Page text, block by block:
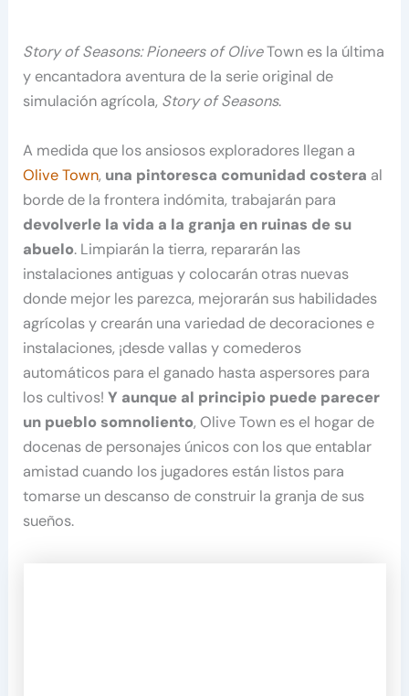
Story of Seasons: Pioneers of OliveTown es la última
y encantadora aventura de la serie original de
simulación agrícola, Story of Seasons.
A medida que los ansiosos exploradores llegan a
Olive Town, una pintoresca comunidad costera al
borde de la frontera indómita, trabajarán para
devolverle la vida a la granja en ruinas de su
abuelo. Limpiarán la tierra, repararán las
instalaciones antiguas y colocarán otras nuevas
donde mejor les parezca, mejorarán sus habilidades
agrícolas y crearán una variedad de decoraciones e
instalaciones, ¡desde vallas y comederos
automáticos para el ganado hasta aspersores para
los cultivos!Y aunque al principio puede parecer
un pueblo somnoliento, Olive Town es el hogar de
docenas de personajes únicos con los que entablar
amistad cuando los jugadores están listos para
tomarse un descanso de construir la granja de sus
sueños.